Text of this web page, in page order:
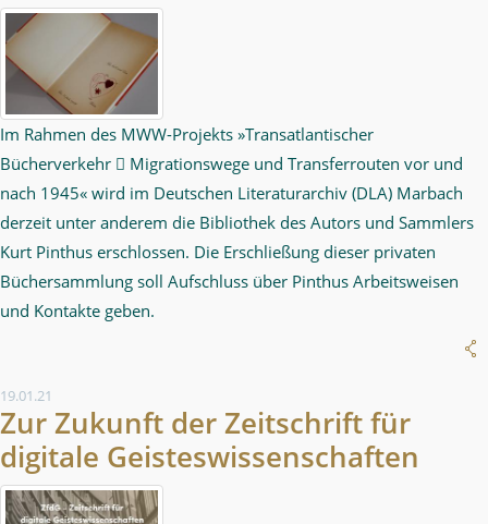
Im Rahmen des MWW-Projekts »Transatlantischer
Bücherverkehr  Migrationswege und Transferrouten vor und
nach 1945« wird im Deutschen Literaturarchiv (DLA) Marbach
derzeit unter anderem die Bibliothek des Autors und Sammlers
Kurt Pinthus erschlossen. Die Erschließung dieser privaten
Büchersammlung soll Aufschluss über Pinthus Arbeitsweisen
und Kontakte geben.
19.01.21
Zur Zukunft der Zeitschrift für
digitale Geisteswissenschaften